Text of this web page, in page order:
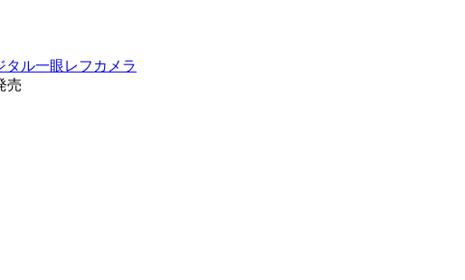
タル一眼レフカメラ
売